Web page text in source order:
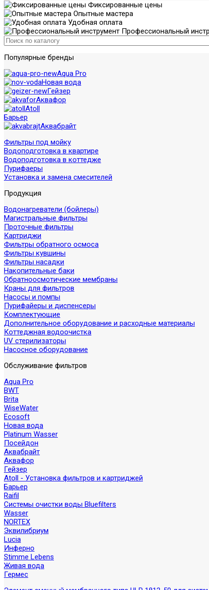
Фиксированные цены
Опытные мастера
Удобная оплата
Профессиональный
Популярные бренды
Aqua Pro
Новая вода
Гейзер
Аквафор
Atoll
Барьер
Аквабрайт
Фильтры под мойку
Водоподготовка в квартире
Водоподготовка в коттедже
Пурифаеры
Установка и замена смесителей
Продукция
Водонагреватели (бойлеры)
Магистральные фильтры
Проточные фильтры
Картриджи
Фильтры обратного осмоса
Фильтры кувшины
Фильтры насадки
Накопительные баки
Обратноосмотические мембраны
Краны для фильтров
Насосы и помпы
Пурифайеры и диспенсеры
Комплектующие
Дополнительное оборудование и расходные материалы
Коттеджная водоочистка
UV стерилизаторы
Насосное оборудование
Обслуживание фильтров
Aqua Pro
BWT
Brita
WiseWater
Ecosoft
Новая вода
Platinum Wasser
Посейдон
Аквабрайт
Аквафор
Гейзер
Atoll - Установка фильтров и картриджей
Барьер
Raifil
Системы очистки воды Bluefilters
Wasser
NORTEX
Эквилибриум
Lucia
Инферно
Stimme Lebens
Живая вода
Гермес